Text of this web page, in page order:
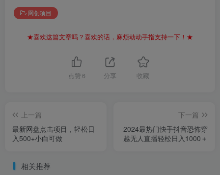
网创项目
★喜欢这篇文章吗？喜欢的话，麻烦动动手指支持一下！★
点赞 6 分享 收藏
上一篇
最新网盘点击项目，轻松日
入500+小白可做
下一篇
2024最热门快手抖音恐怖穿
越无人直播轻松日入1000＋
相关推荐